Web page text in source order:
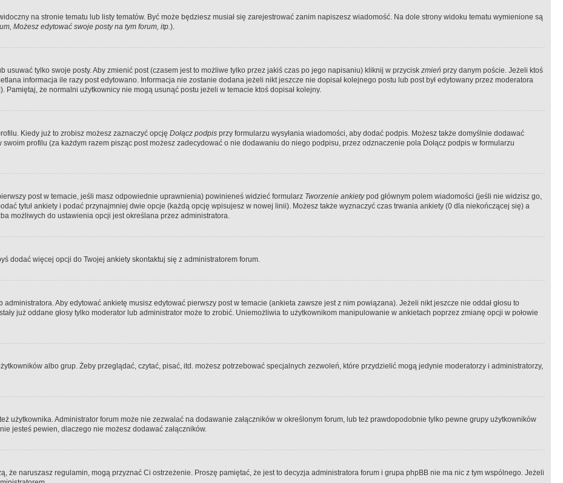
na stronie tematu lub listy tematów. Być może będziesz musiał się zarejestrować zanim napiszesz wiadomość. Na dole strony widoku tematu wymienione są
Możesz edytować swoje posty na tym forum, itp.).
tylko swoje posty. Aby zmienić post (czasem jest to możliwe tylko przez jakiś czas po jego napisaniu) kliknij w przycisk zmień przy danym poście. Jeżeli ktoś
informacja ile razy post edytowano. Informacja nie zostanie dodana jeżeli nikt jeszcze nie dopisał kolejnego postu lub post był edytowany przez moderatora
że normalni użytkownicy nie mogą usunąć postu jeżeli w temacie ktoś dopisał kolejny.
Kiedy już to zrobisz możesz zaznaczyć opcję Dołącz podpis przy formularzu wysyłania wiadomości, aby dodać podpis. Możesz także domyślnie dodawać
profilu (za każdym razem pisząc post możesz zadecydować o nie dodawaniu do niego podpisu, przez odznaczenie pola Dołącz podpis w formularzu
post w temacie, jeśli masz odpowiednie uprawnienia) powinieneś widzieć formularz Tworzenie ankietypod głównym polem wiadomości (jeśli nie widzisz go,
tytuł ankiety i podać przynajmniej dwie opcje (każdą opcję wpisujesz w nowej linii). Możesz także wyznaczyć czas trwania ankiety (0 dla niekończącej się) a
możliwych do ustawienia opcji jest określana przez administratora.
dodać więcej opcji do Twojej ankiety skontaktuj się z administratorem forum.
Aby edytować ankietę musisz edytować pierwszy post w temacie (ankieta zawsze jest z nim powiązana). Jeżeli nikt jeszcze nie oddał głosu to
już oddane głosy tylko moderator lub administrator może to zrobić. Uniemożliwia to użytkownikom manipulowanie w ankietach poprzez zmianę opcji w połowie
albo grup. Żeby przeglądać, czytać, pisać, itd. możesz potrzebować specjalnych zezwoleń, które przydzielić mogą jedynie moderatorzy i administratorzy,
użytkownika. Administrator forum może nie zezwalać na dodawanie załączników w określonym forum, lub też prawdopodobnie tylko pewne grupy użytkowników
jesteś pewien, dlaczego nie możesz dodawać załączników.
że naruszasz regulamin, mogą przyznać Ci ostrzeżenie. Proszę pamiętać, że jest to decyzja administratora forum i grupa phpBB nie ma nic z tym wspólnego. Jeżeli